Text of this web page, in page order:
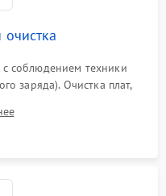
соблюдением техники
заряда). Очистка плат,
и замыканий.